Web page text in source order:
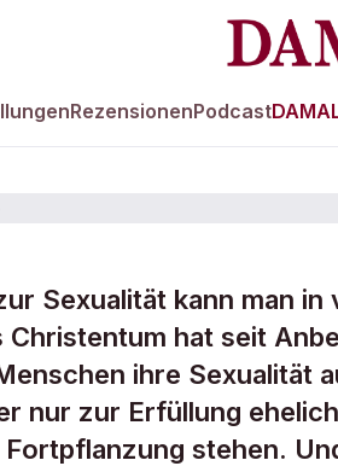
RezensionenPodcast
Sexualität kann man in
hat seit
ihre Sexualität
nur zur Erfüllung
stehen.